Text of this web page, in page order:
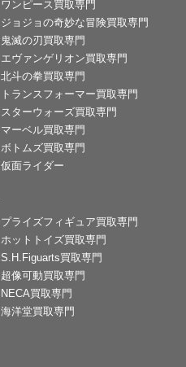
ワンピース買取専門
ジョジョの奇妙な冒険買取専門
鬼滅の刃買取専門
エヴァンゲリオン買取専門
北斗の拳買取専門
トランスフォーマー買取専門
スターウォーズ買取専門
マーベル買取専門
ボトムズ買取専門
仮面ライダー
プライズフィギュア買取専門
ホットトイズ買取専門
S.H.Figuarts買取専門
超像可動買取専門
NECA買取専門
海洋堂買取専門